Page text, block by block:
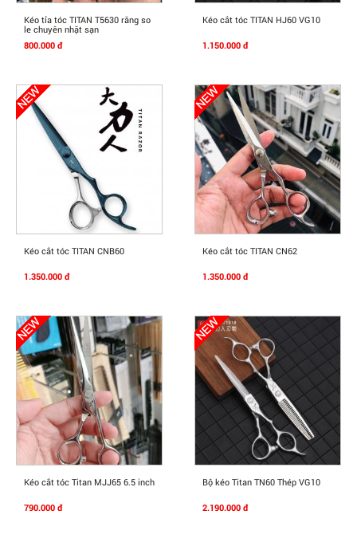
Mua Ngay
Kéo tỉa tóc TITAN T5630 răng so
le chuyên nhặt sạn
800.000 đ
Mua Ngay
Kéo cắt tóc TITAN HJ60 VG10
1.150.000 đ
Mua Ngay
Kéo cắt tóc TITAN CNB60
1.350.000 đ
Mua Ngay
Kéo cắt tóc TITAN CN62
1.350.000 đ
Mua Ngay
Kéo cắt tóc Titan MJJ65 6.5 inch
790.000 đ
Mua Ngay
Bộ kéo Titan TN60 Thép VG10
2.190.000 đ